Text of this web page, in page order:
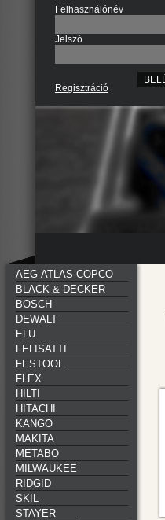
Felhasználónév
Jelszó
Regisztráció
AEG-ATLAS COPCO
BLACK & DECKER
BOSCH
DEWALT
ELU
FELISATTI
FESTOOL
FLEX
HILTI
HITACHI
KANGO
MAKITA
METABO
MILWAUKEE
RIDGID
SKIL
STAYER